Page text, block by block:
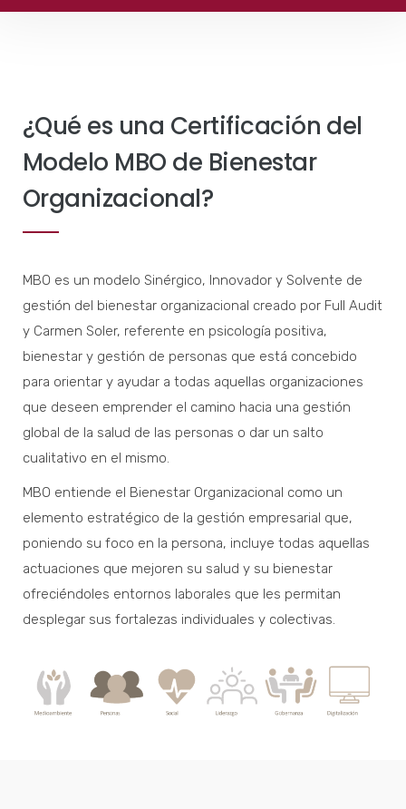
¿Qué es una Certificación del
Modelo MBO de Bienestar
Organizacional?
MBO es un modelo Sinérgico, Innovador y Solvente de
gestión del bienestar organizacional creado por Full Audit
y Carmen Soler, referente en psicología positiva,
bienestar y gestión de personas que está concebido
para orientar y ayudar a todas aquellas organizaciones
que deseen emprender el camino hacia una gestión
global de la salud de las personas o dar un salto
cualitativo en el mismo.
MBO entiende el Bienestar Organizacional como un
elemento estratégico de la gestión empresarial que,
poniendo su foco en la persona, incluye todas aquellas
actuaciones que mejoren su salud y su bienestar
ofreciéndoles entornos laborales que les permitan
desplegar sus fortalezas individuales y colectivas.